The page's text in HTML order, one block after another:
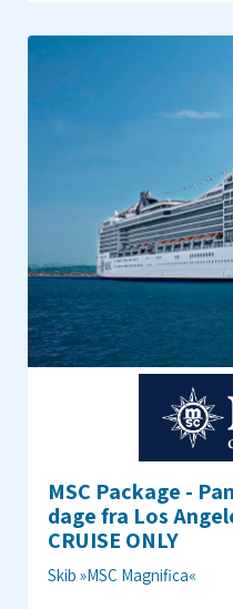
MSC Package -
dage fra Los
CRUISE ONLY
Skib »MSC Magnifica«